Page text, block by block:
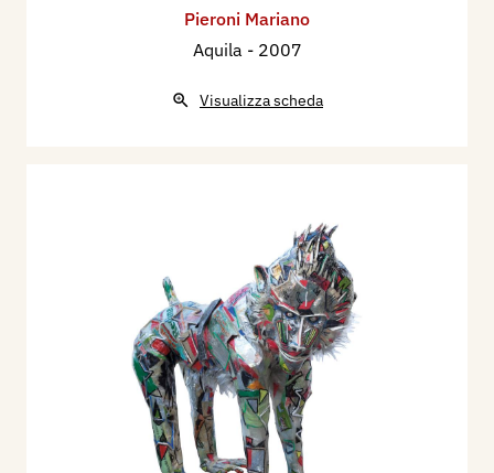
Pieroni Mariano
Aquila - 2007
Visualizza scheda